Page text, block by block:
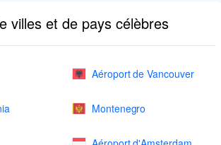
villes et de pays célèbres
Aéroport de Vancouver
Montenegro